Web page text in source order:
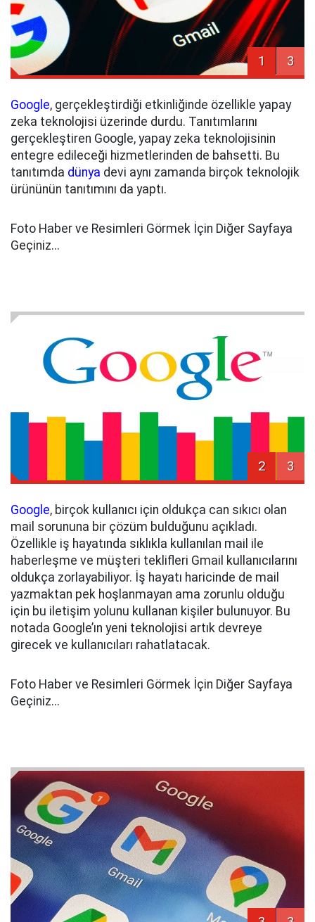
1 3
Google, gerçekleştirdiği etkinliğinde özellikle yapay
zeka teknolojisi üzerinde durdu. Tanıtımlarını
gerçekleştiren Google, yapay zeka teknolojisinin
entegre edileceği hizmetlerinden de bahsetti. Bu
tanıtımda dünya devi aynı zamanda birçok teknolojik
ürününün tanıtımını da yaptı.
Foto Haber ve Resimleri Görmek İçin Diğer Sayfaya
Geçiniz...
2 3
Google, birçok kullanıcı için oldukça can sıkıcı olan
mail sorununa bir çözüm bulduğunu açıkladı.
Özellikle iş hayatında sıklıkla kullanılan mail ile
haberleşme ve müşteri teklifleri Gmail kullanıcılarını
oldukça zorlayabiliyor. İş hayatı haricinde de mail
yazmaktan pek hoşlanmayan ama zorunlu olduğu
için bu iletişim yolunu kullanan kişiler bulunuyor. Bu
notada Google’ın yeni teknolojisi artık devreye
girecek ve kullanıcıları rahatlatacak.
Foto Haber ve Resimleri Görmek İçin Diğer Sayfaya
Geçiniz...